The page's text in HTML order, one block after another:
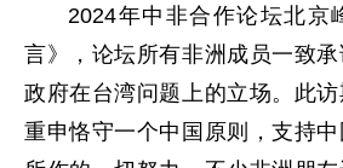
2024年中非合作论坛北京
言》，论坛所有非洲成员一致
政府在台湾问题上的立场。此
重申恪守一个中国原则，支持